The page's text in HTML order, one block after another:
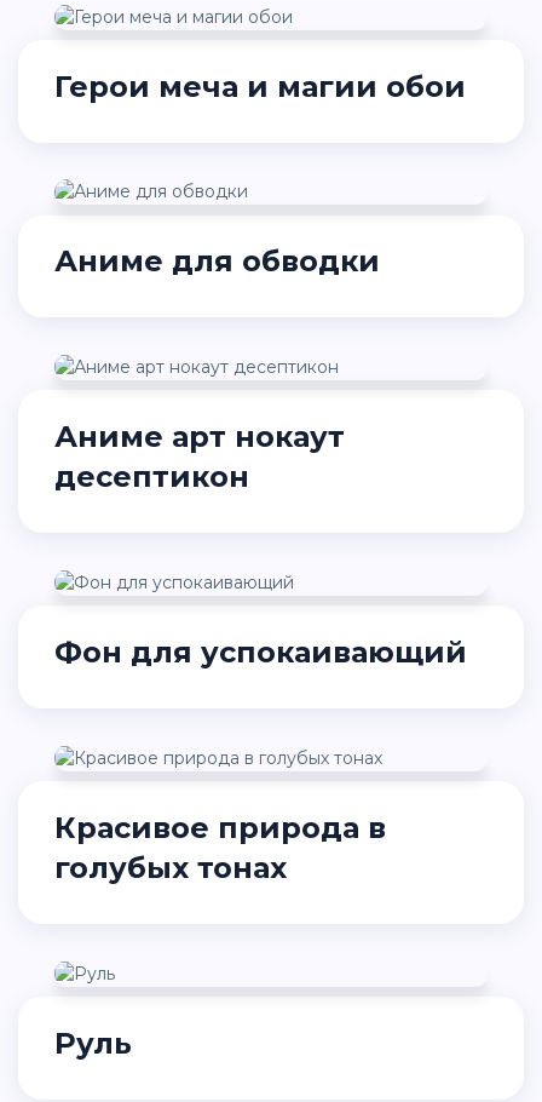
Герои меча и магии обои
Аниме для обводки
Аниме арт нокаут
десептикон
Фон для успокаивающий
Красивое природа в
голубых тонах
Руль